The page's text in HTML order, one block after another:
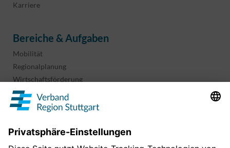
Karriere
Bereiche & Aufgaben
Mobilität
Regionalplanung
Wirtschaftsförderung
Sport und Kultur
Projekte & Programme